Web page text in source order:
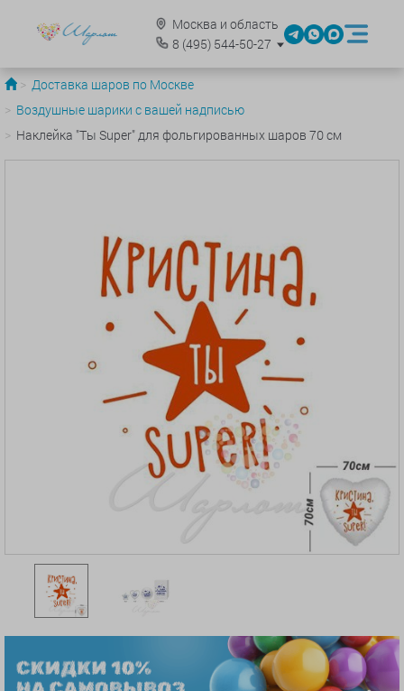
Москва и область
8 (495)544-50-27
Доставка шаров по Москве
Воздушные шарики с вашей надписью
Наклейка "Ты Super" для фольгированных шаров 70 см